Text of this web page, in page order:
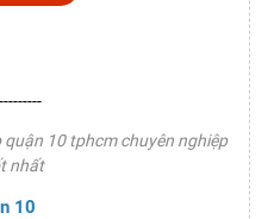
10 tphcm chuyên nghiệp
nhất
10